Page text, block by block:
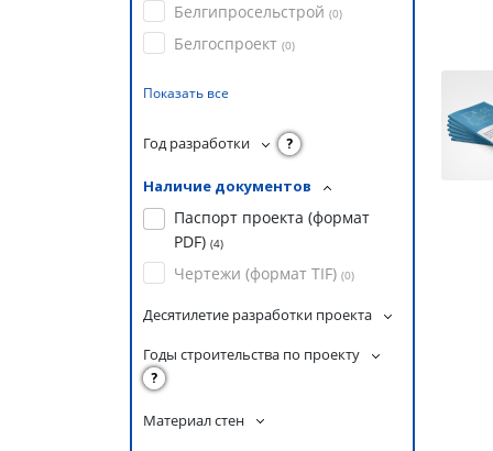
Белгипросельстрой (0)
Белгоспроект (0)
Показать все
Год разработки ?
Наличие документов
Паспорт проекта (формат
PDF) (4)
Чертежи (формат TIF) (0)
Десятилетие разработки проекта
Годы строительства по проекту
?
Материал стен